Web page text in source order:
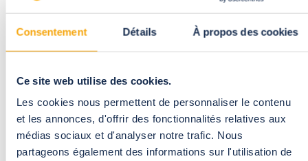
Consentement Détails À propos des cookies
Ce site web utilise des cookies.
Les cookies nous permettent de personnaliser le contenu
et les annonces, d'offrir des fonctionnalités relatives aux
médias sociaux et d'analyser notre trafic. Nous
partageons également des informations sur l'utilisation de
Carport
solaire ou
traditionnel